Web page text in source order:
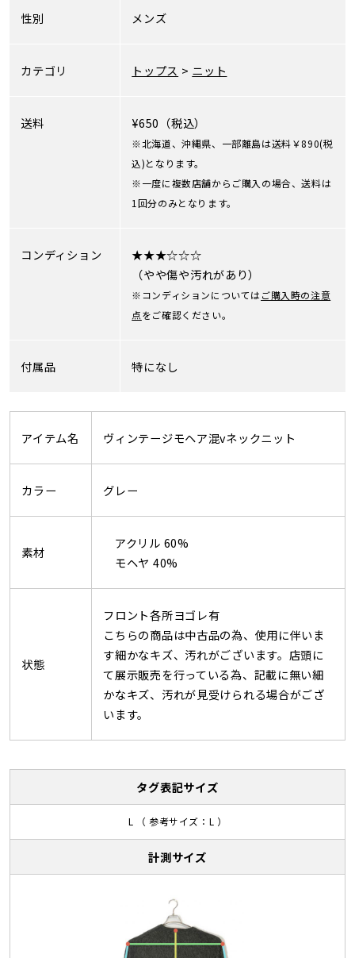
性別 メンズ
カテゴリ トップス > ニット
送料 ¥650（税込）
※北海道、沖縄県、一部離島は送料￥890(税
込)となります。
※一度に複数店舗からご購入の場合、送料は
1回分のみとなります。
コンディション
★★★☆☆☆
（やや傷や汚れがあり）
※コンディションについてはご購入時の注意
点をご確認ください。
付属品 特になし
アイテム名 ヴィンテージモヘア混vネックニット
カラー グレー
素材
アクリル 60%
モヘヤ 40%
状態
フロント各所ヨゴレ有
こちらの商品は中古品の為、使用に伴いま
す細かなキズ、汚れがございます。店頭に
て展示販売を行っている為、記載に無い細
かなキズ、汚れが見受けられる場合がござ
います。
タグ表記サイズ
L （ 参考サイズ：L ）
計測サイズ